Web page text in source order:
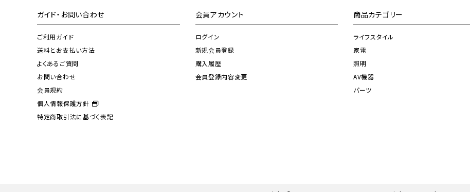
ガイド・お問い合わせ
ご利用ガイド
送料とお支払い方法
よくあるご質問
お問い合わせ
会員規約
個人情報保護方針
特定商取引法に基づく表記
会員アカウント
ログイン
新規会員登録
購入履歴
会員登録内容変更
商品カテゴリー
ライフスタイル
家電
照明
AV機器
パーツ